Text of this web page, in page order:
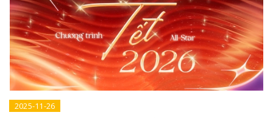
2025-11-26